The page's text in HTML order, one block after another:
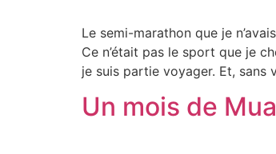
Le semi-marathon que je
Ce n’était pas le sport que je
je suis partie voyager. Et, sans
Un mois de